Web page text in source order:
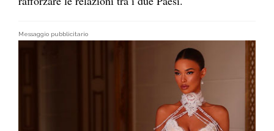
Messaggio pubblicitario